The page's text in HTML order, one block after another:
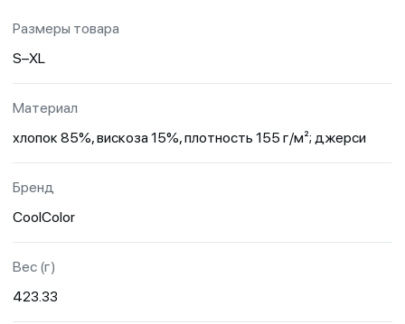
Размеры товара
S–XL
Материал
хлопок 85%, вискоза 15%, плотность 155 г/м²; джерси
Бренд
CoolColor
Вес (г)
423.33